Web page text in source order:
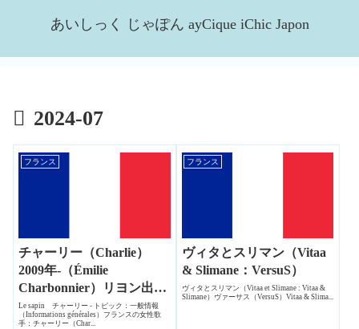
あいしっく じゃぽん ayCique iChic Japon
2024-07
フランス
チャーリー（Charlie）
2009年-（Émilie
Charbonnier）リヨン出身
の女性SSW
Le sapin チャーリー - トピック：一般情報
（Informations générales）フランスの女性歌
手：チャーリー（Char...
フランス
ヴィタとスリマン（Vitaa
& Slimane：VersuS）
ヴィタとスリマン（Vitaa et Slimane : Vitaa &
Slimane）ヴァーサス（VersuS）Vitaa & Slima...